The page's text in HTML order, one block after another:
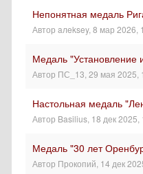
Непонятная медаль
Автор aлeksey, 8 мар 2026,
Медаль "Установление
Автор ПС_13 29 мая 2025,
Настольная медаль
Автор Basilius 18 дек 2025,
Медаль "30 лет
Автор Прокопий 14 дек